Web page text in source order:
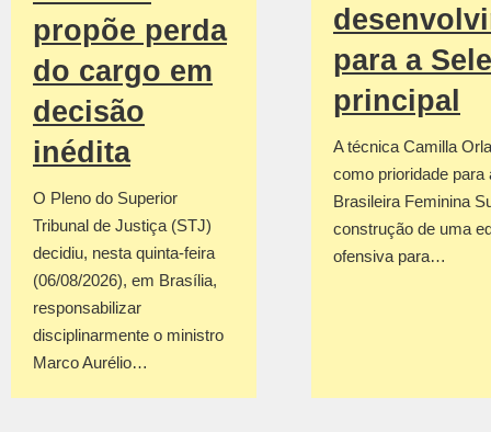
propõe perda
do cargo em
decisão
inédita
O Pleno do Superior
Tribunal de Justiça (STJ)
decidiu, nesta quinta-feira
(06/08/2026), em Brasília,
responsabilizar
disciplinarmente o ministro
Marco Aurélio…
para a
principal
A técnica Camilla
como prioridade para
Brasileira Feminina
construção de uma
ofensiva para…